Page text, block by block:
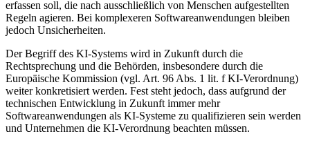
erfassen soll, die nach ausschließlich von Menschen aufgestellten
Regeln agieren. Bei komplexeren Softwareanwendungen bleiben
jedoch Unsicherheiten.
Der Begriff des KI-Systems wird in Zukunft durch die
Rechtsprechung und die Behörden, insbesondere durch die
Europäische Kommission (vgl. Art. 96 Abs. 1 lit. f KI-Verordnung)
weiter konkretisiert werden. Fest steht jedoch, dass aufgrund der
technischen Entwicklung in Zukunft immer mehr
Softwareanwendungen als KI-Systeme zu qualifizieren sein werden
und Unternehmen die KI-Verordnung beachten müssen.